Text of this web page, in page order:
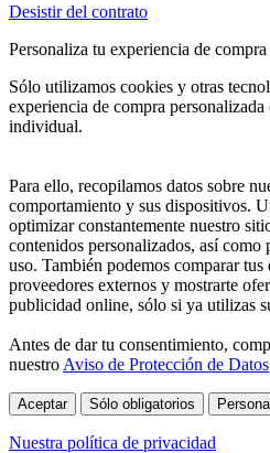
Desistir del contrato
Personaliza tu experiencia de compra
Sólo utilizamos cookies y otras
experiencia de compra
individual.
Para ello, recopilamos datos sobre
comportamiento y sus dispositivos.
optimizar constantemente nuestro
contenidos personalizados, así como
uso. También podemos comparar tus
proveedores externos y mostrarte
publicidad online, sólo si ya utilizas
Antes de dar tu consentimiento,
nuestro Aviso de Protección de Datos
Aceptar Sólo obligatorios
Nuestra política de privacidad